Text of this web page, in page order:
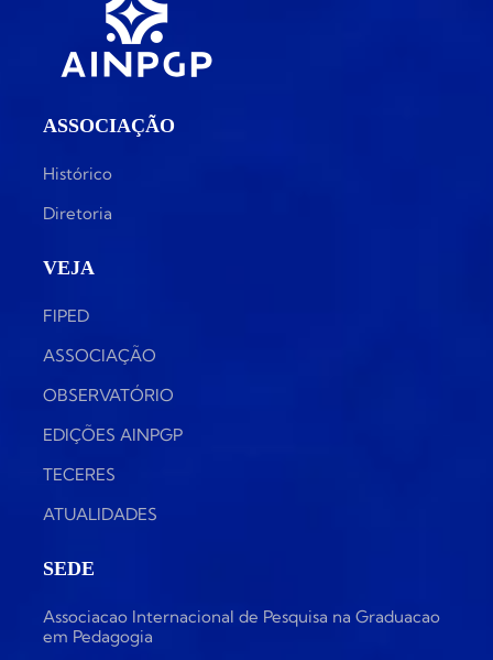
ASSOCIAÇÃO
Histórico
Diretoria
VEJA
FIPED
ASSOCIAÇÃO
OBSERVATÓRIO
EDIÇÕES AINPGP
TECERES
ATUALIDADES
SEDE
Associacao Internacional de Pesquisa na Graduacao
em Pedagogia